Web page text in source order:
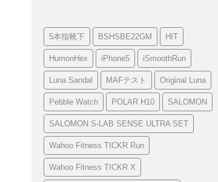
5本指靴下 BSHSBE22GM HIT
HumonHex iPhone5 iSmoothRun
Luna Sandal MAFテスト Original Luna
Pebble Watch POLAR H10 SALOMON
SALOMON S-LAB SENSE ULTRA SET
Wahoo Fitness TICKR Run
Wahoo Fitness TICKR X